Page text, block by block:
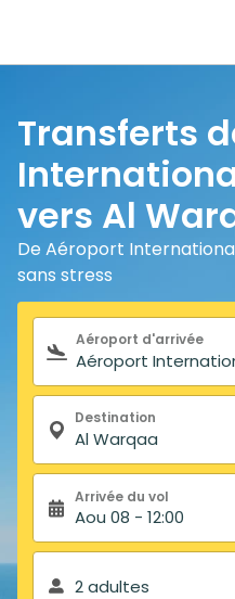
Transferts
vers Al
De Aéroport
sans stress
Formulaire de
Aéroport d'arrivée
Destination
Arrivée du vol
Aou 08 - 12:00
2 adultes